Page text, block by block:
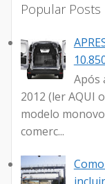
Popular Posts
Após
2012 (ler AQUI
modelo
comerc...